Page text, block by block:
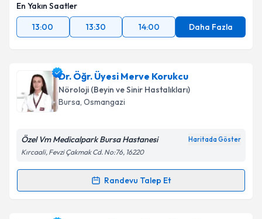
En Yakın Saatler
13:00
13:30 14:00 Daha Fazla
Dr. Öğr. Üyesi Merve Korukcu
Nöroloji (Beyin ve Sinir Hastalıkları)
Bursa, Osmangazi
Özel Vm Medicalpark Bursa Hastanesi Haritada Göster
Kırcaali, Fevzi Çakmak Cd. No:76, 16220
Randevu Talep Et
Randevu Takvimi Talebi